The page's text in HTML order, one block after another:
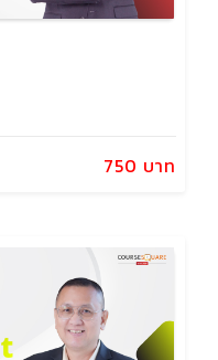
750 บาท